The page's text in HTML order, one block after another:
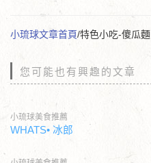
小琉球文章首頁/特色小吃-傻瓜麵
您可能也有興趣的文章
小琉球美食推薦
WHATS• 冰郎